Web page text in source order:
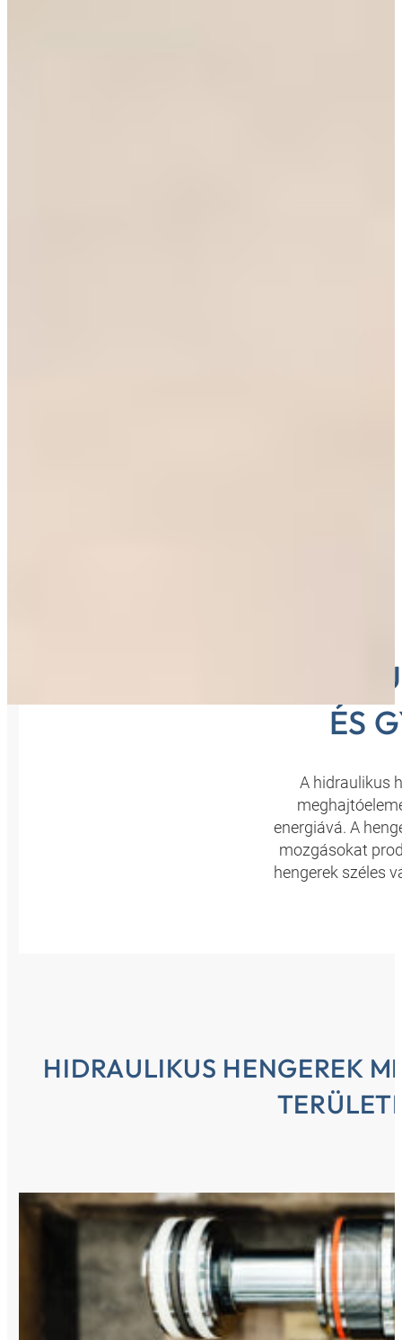
ÉS
A hidraulikus
energiává. A
mozgásokat
hengerek széles
HIDRAULIKUS HENGEREK